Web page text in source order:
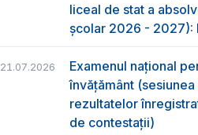
liceal de stat a
școlar 2026 - 2027):
21.07.2026
Examenul național
învățământ
rezultatelor
de contestații)